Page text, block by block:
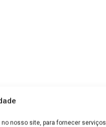
nosso site, para fornecer serviços